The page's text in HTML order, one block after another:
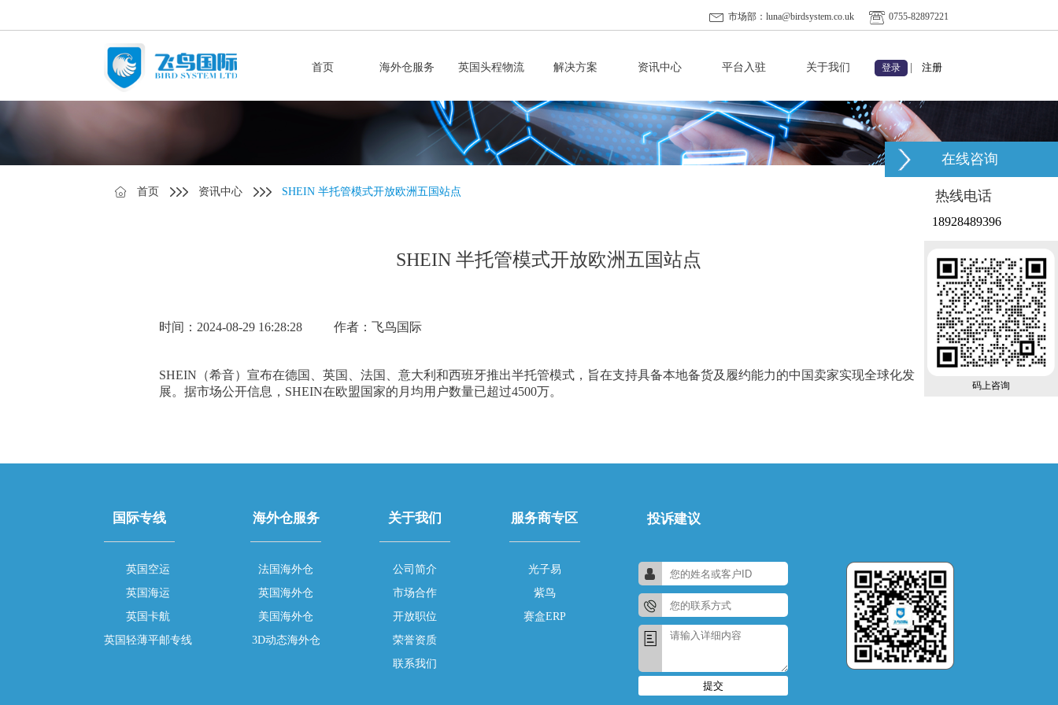
市场部：luna@birdsystem.co.uk 0755-82897221
首页 海外仓服务 英国头程物流 解决方案 资讯中心 平台入驻 关于我们 登录 注册
首页 资讯中心 SHEIN 半托管模式开放欧洲五国站点
SHEIN 半托管模式开放欧洲五国站点
时间：2024-08-29 16:28:28 作者：飞鸟国际
SHEIN（希音）宣布在德国、英国、法国、意大利和西班牙推出半托管模式，旨在支持具备本地备货及履约能力的中国卖家实现全球化发
展。据市场公开信息，SHEIN在欧盟国家的月均用户数量已超过4500万。
国际专线
英国空运
英国海运
英国卡航
英国轻薄平邮专线
海外仓服务
法国海外仓
英国海外仓
美国海外仓
3D动态海外仓
关于我们
公司简介
市场合作
开放职位
荣誉资质
联系我们
服务商专区
光子易
紫鸟
赛盒ERP
投诉建议
提交
在线咨询
热线电话
18928489396
码上咨询